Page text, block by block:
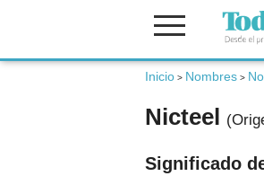
Inicio > Nombres >
Nicteel
Significado